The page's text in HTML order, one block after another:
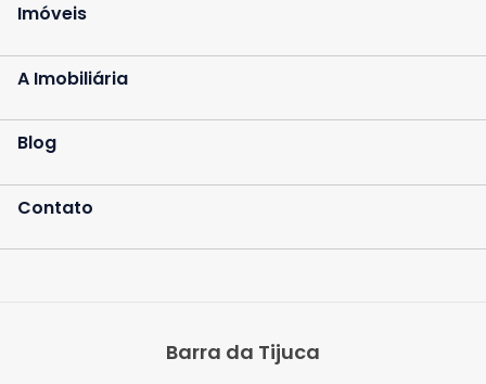
Imóveis
A Imobiliária
Blog
Contato
Barra da Tijuca